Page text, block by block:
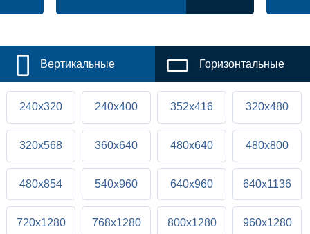
Вертикальные Горизонтальные
240x320 240x400 352x416 320x480
320x568 360x640 480x640 480x800
480x854 540x960 640x960 640x1136
720x1280 768x1280 800x1280 960x1280